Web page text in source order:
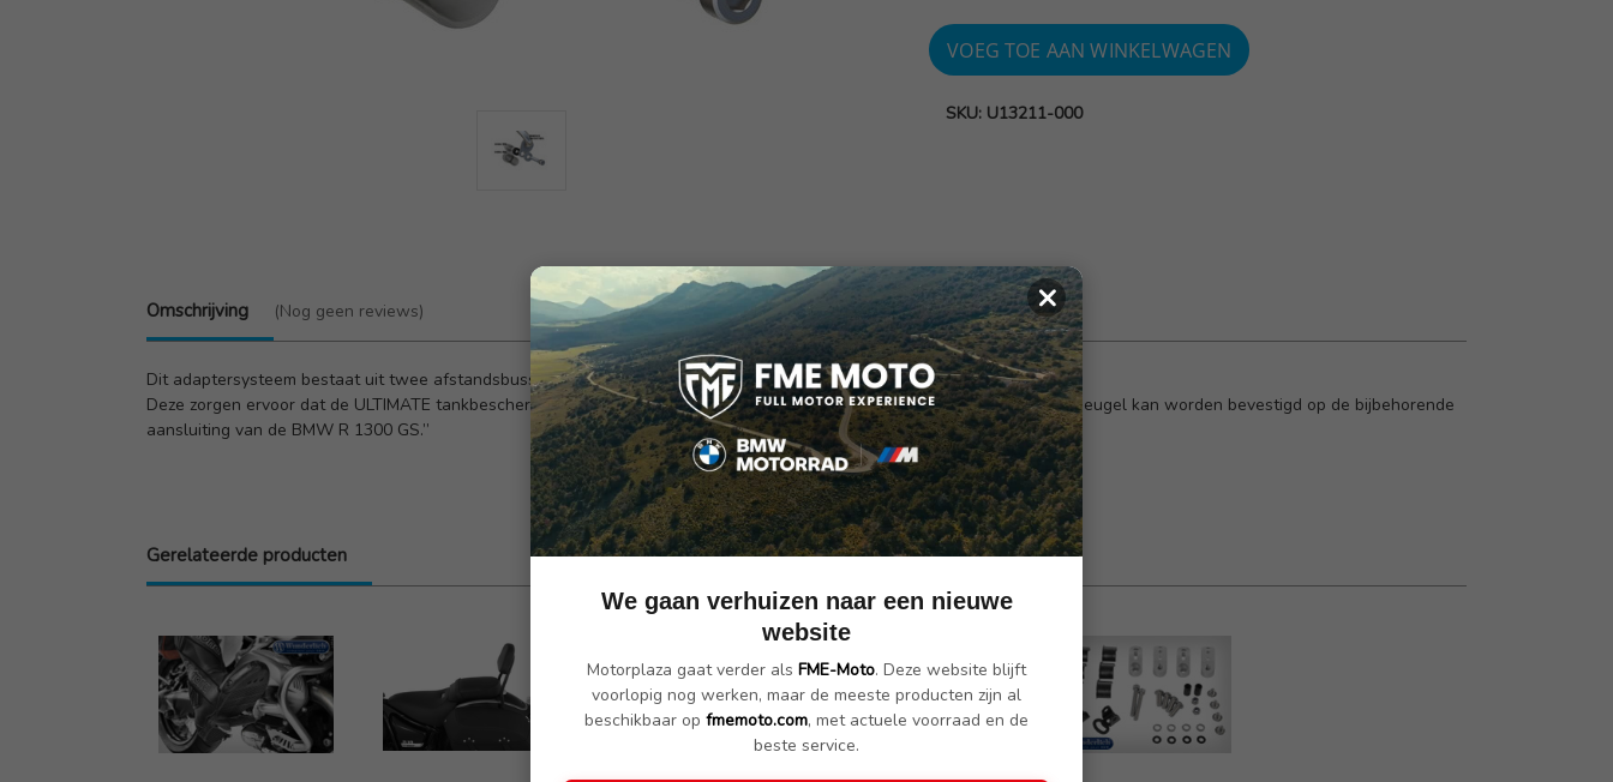
SKU: U13211-000
Omschrijving (Nog geen reviews)
Dit adaptersysteem bestaat uit twee afstandsbussen voor de rechter- en linkerkant.
Deze zorgen ervoor dat de ULTIMATE tankbeschermingsbeugel precies samen met de originele BMW-motorbeschermingsbeugel kan worden bevestigd op de bijbehorende
aansluiting van de BMW R 1300 GS.”
Gerelateerde producten
×
We gaan verhuizen naar een nieuwe
website
Motorplaza gaat verder als FME-Moto. Deze website blijft
voorlopig nog werken, maar de meeste producten zijn al
beschikbaar op fmemoto.com, met actuele voorraad en de
beste service.